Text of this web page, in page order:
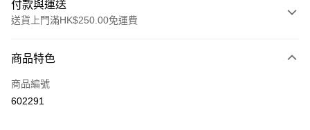
付款與運送
送貨上門滿HK$250.00免運費
信用卡
Apple Pay
商品特色
商品編號
602291